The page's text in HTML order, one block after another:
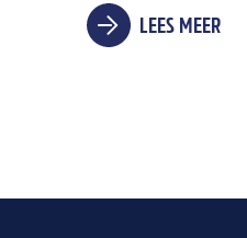
LEES MEER